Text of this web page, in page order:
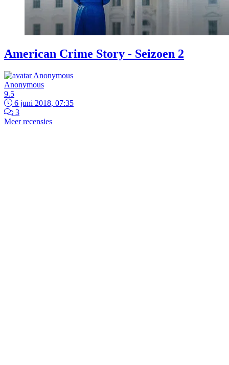
American Crime Story - Seizoen 2
Anonymous
9.5
6 juni 2018, 07:35
3
Meer recensies